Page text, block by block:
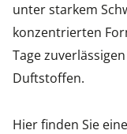
unter starkem
konzentrierten
Tage
Duftstoffen.
Hier finden Sie